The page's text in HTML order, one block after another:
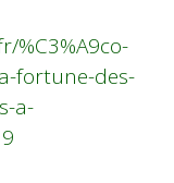
%C3%A9co-
fortune-des-
a-